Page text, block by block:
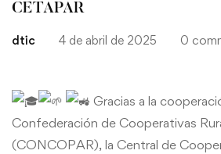
CETAPAR
CETAPAR
dtic 4 de abril de 2025 0
Gracias a la
Confederación de Cooperativas
(CONCOPAR), la Central de